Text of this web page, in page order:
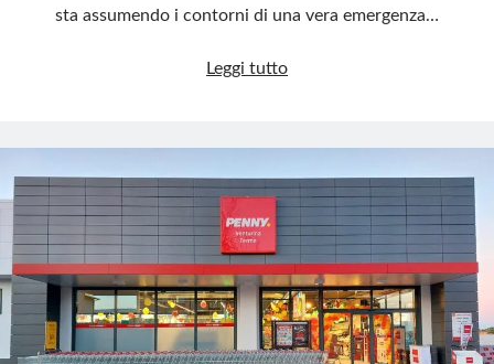
sensi della legge n· 62 del 7.03.2001. L’autore non è responsabile di quanto
pubblicato dai lettori nei commenti ai vari post. Saranno comunque cancellati quelli
privacy. Alcune immagini inserite in questo blog sono tratte da Internet e, pertanto,
considerate di pubblico dominio. Qualora la loro pubblicazione violasse eventuali
Meta
Feed dei contenuti
Feed dei commenti
WordPress.org
sta assumendo i contorni di una vera emergenza…
Leggi tuttoL’Italia
tra
e
medicine